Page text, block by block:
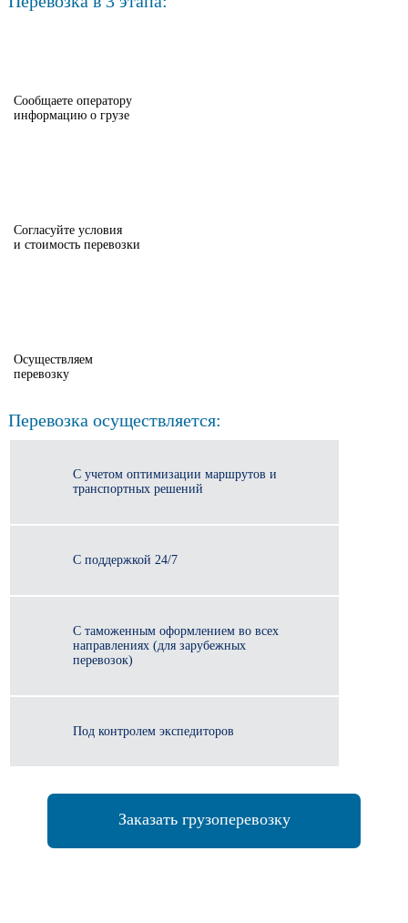
Сообщаете оператору
информацию о грузе
Согласуйте условия
и стоимость перевозки
Осуществляем
перевозку
Перевозка осуществляется:
С учетом оптимизации маршрутов и
транспортных решений
С поддержкой 24/7
С таможенным оформлением во всех
направлениях (для зарубежных
перевозок)
Под контролем экспедиторов
Заказать грузоперевозку